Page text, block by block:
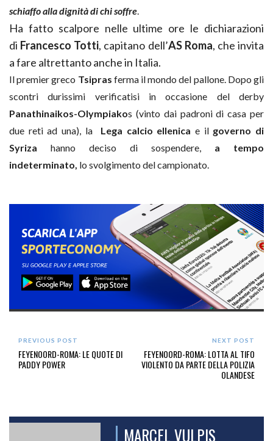
schiaffo alla dignità di chi soffre
Ha fatto scalpore nelle ultime ore le dichiarazioni
di Francesco Totti, capitano dell’AS Roma, che invita
a fare altrettanto anche in Italia.
Il premier greco Tsipras ferma il mondo del pallone. Dopo gli
scontri durissimi verificatisi in occasione del derby
Panathinaikos-Olympiakos (vinto dai padroni di casa per
due reti ad una), la Lega calcio ellenica e il governo di
Syriza hanno deciso di sospendere, a tempo
indeterminato, lo svolgimento del campionato.
PREVIOUS POST
FEYENOORD-ROMA: LE QUOTE DI
PADDY POWER
NEXT POST
FEYENOORD-ROMA: LOTTA AL TIFO
VIOLENTO DA PARTE DELLA POLIZIA
OLANDESE
MARCEL VULPIS